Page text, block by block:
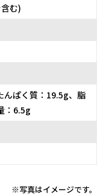
む)
んぱく質：19.5g、脂
：6.5g
※写真はイメージです。